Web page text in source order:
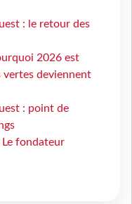
: le retour des
2026 est
vertes deviennent
: point de
fondateur